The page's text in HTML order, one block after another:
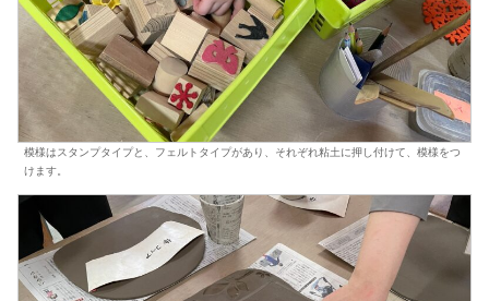
模様はスタンプタイプと、フェルトタイプがあり、それぞれ粘土に押し付けて、模様をつ
けます。